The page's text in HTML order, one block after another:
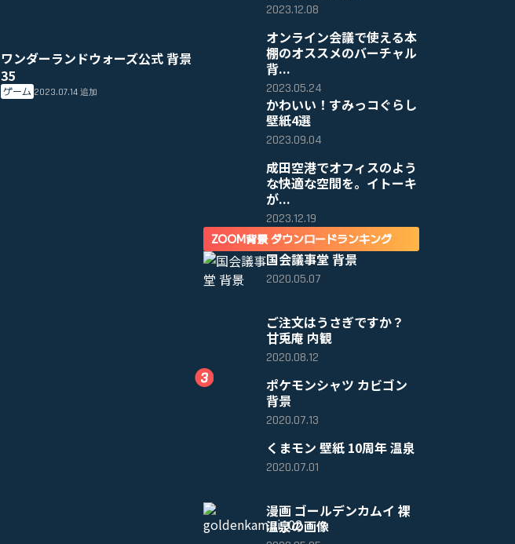
ワンダーランドウォーズ公式 背景
35
ゲーム 2023.07.14追加
2023.12.08
オンライン会議で使える本
棚のオススメのバーチャル
背...
2023.05.24
かわいい！すみっコぐらし
壁紙4選
2023.09.04
成田空港でオフィスのよう
な快適な空間を。イトーキ
が...
2023.12.19
ZOOM背景 ダウンロードランキング
国会議事堂 背景
2020.05.07
ご注文はうさぎですか？
甘兎庵 内観
2020.08.12
ポケモンシャツ カビゴン
背景
2020.07.13
くまモン 壁紙 10周年 温泉
2020.07.01
漫画 ゴールデンカムイ 裸
温泉の画像